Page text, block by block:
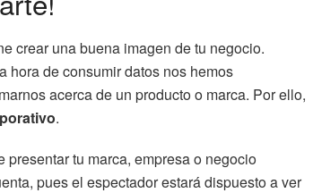
crear una buena imagen de tu negocio.
hora de consumir datos nos hemos
acerca de un producto o marca. Por ello,
.
tu marca, empresa o negocio
pues el espectador estará dispuesto a ver